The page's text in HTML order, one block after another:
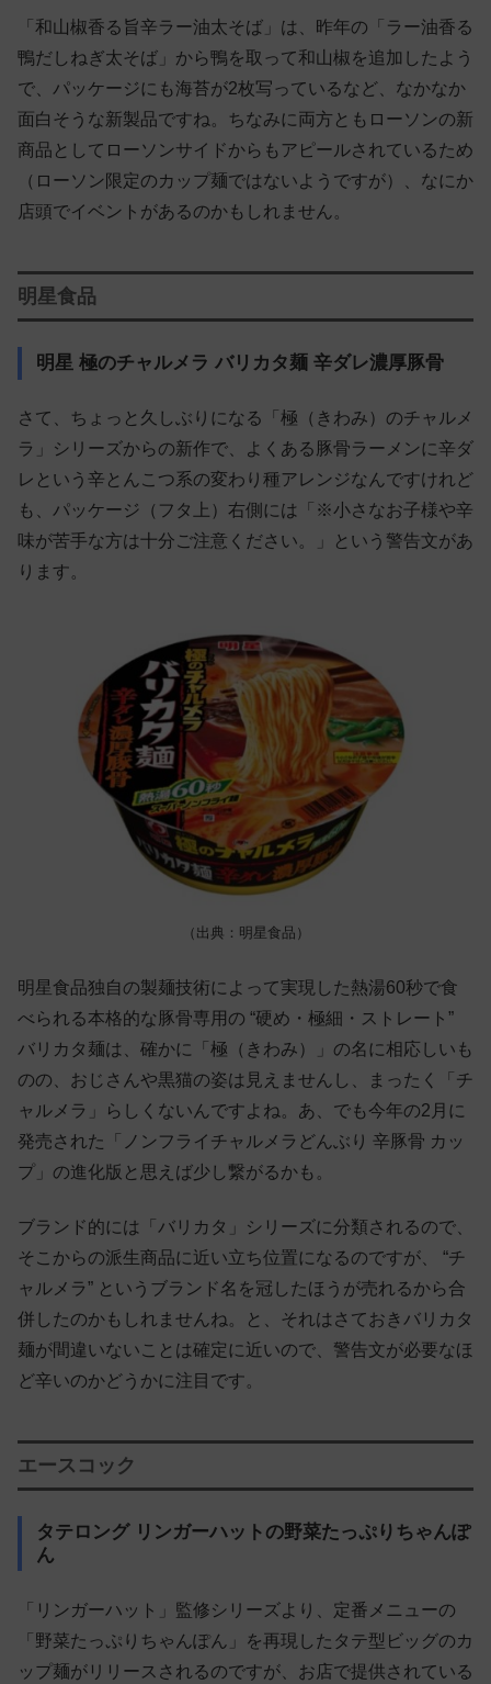
「和山椒香る旨辛ラー油太そば」は、昨年の「ラー油香る
鴨だしねぎ太そば」から鴨を取って和山椒を追加したよう
で、パッケージにも海苔が2枚写っているなど、なかなか
面白そうな新製品ですね。ちなみに両方ともローソンの新
商品としてローソンサイドからもアピールされているため
（ローソン限定のカップ麺ではないようですが）、なにか
店頭でイベントがあるのかもしれません。
明星食品
明星 極のチャルメラ バリカタ麺 辛ダレ濃厚豚骨
さて、ちょっと久しぶりになる「極（きわみ）のチャルメ
ラ」シリーズからの新作で、よくある豚骨ラーメンに辛ダ
レという辛とんこつ系の変わり種アレンジなんですけれど
も、パッケージ（フタ上）右側には「※小さなお子様や辛
味が苦手な方は十分ご注意ください。」という警告文があ
ります。
（出典：明星食品）
明星食品独自の製麺技術によって実現した熱湯60秒で食
べられる本格的な豚骨専用の “硬め・極細・ストレート”
バリカタ麺は、確かに「極（きわみ）」の名に相応しいも
のの、おじさんや黒猫の姿は見えませんし、まったく「チ
ャルメラ」らしくないんですよね。あ、でも今年の2月に
発売された「ノンフライチャルメラどんぶり 辛豚骨 カッ
プ」の進化版と思えば少し繋がるかも。
ブランド的には「バリカタ」シリーズに分類されるので、
そこからの派生商品に近い立ち位置になるのですが、 “チ
ャルメラ” というブランド名を冠したほうが売れるから合
併したのかもしれませんね。と、それはさておきバリカタ
麺が間違いないことは確定に近いので、警告文が必要なほ
ど辛いのかどうかに注目です。
エースコック
タテロング リンガーハットの野菜たっぷりちゃんぽ
ん
「リンガーハット」監修シリーズより、定番メニューの
「野菜たっぷりちゃんぽん」を再現したタテ型ビッグのカ
ップ麺がリリースされるのですが、お店で提供されている